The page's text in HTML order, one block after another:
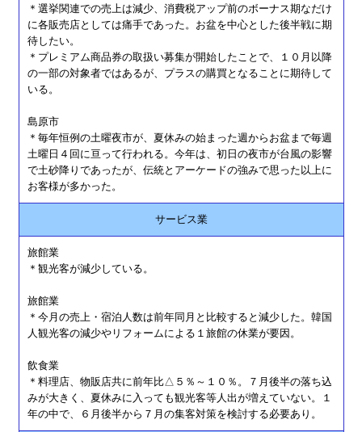
＊選挙関連での売上は減少、消費税アップ前のボーナス期なだけ
に各販売店としては痛手であった。お盆を中心とした後半戦に期
待したい。
＊プレミアム商品券の取扱い募集が開始したことで、１０月以降
の一部の対象者ではあるが、プラスの購買となることに期待して
いる。
島原市
＊毎年恒例の土曜夜市が、夏休みの始まった週からお盆まで毎週
土曜日４回に亘って行われる。今年は、初日の夜市が台風の影響
で土砂降りであったが、伝統とアーケードの強みで思った以上に
お客様が多かった。
サービス業
旅館業
＊観光客が減少している。
旅館業
＊今月の売上・宿泊人数は前年同月と比較すると減少した。韓国
人観光客の減少やリフォームによる１旅館の休業が要因。
飲食業
＊料理店、物販店共に前年比△５％～１０％。７月後半の落ち込
みが大きく、夏休みに入っても観光客等人出が増えていない。１
年の中で、６月後半から７月の集客対策を検討する必要あり。